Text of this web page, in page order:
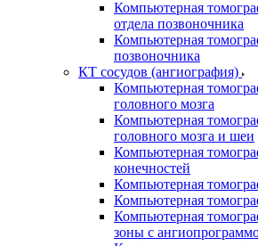
Компьютерная
отдела позвоночника
Компьютерная
позвоночника
КТ сосудов (ангиография)
Компьютерная
головного мозга
Компьютерная
головного мозга и шеи
Компьютерная
конечностей
Компьютерная
Компьютерная
Компьютерная
зоны с